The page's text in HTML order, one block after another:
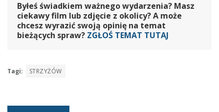
Byłeś świadkiem ważnego wydarzenia? Masz
ciekawy film lub zdjęcie z okolicy? A może
chcesz wyrazić swoją opinię na temat
bieżących spraw? ZGŁOŚ TEMAT TUTAJ
Tagi: STRZYŻÓW